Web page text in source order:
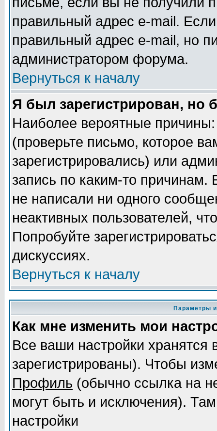
правильный адрес e-mail.
правильный адрес e-mail, но
администратором форума.
Вернуться к началу
Я был зарегистрирован, но
Наиболее вероятные
(проверьте письмо, которое
зарегистрировались) или
запись по каким-то
не написали ни одного
неактивных пользователей,
Попробуйте
дискуссиях.
Вернуться к началу
Параметры
Как мне изменить мои
Все ваши настройки
зарегистрированы). Чтобы
Профиль (обычно ссылка на
могут быть и исключения).
настройки